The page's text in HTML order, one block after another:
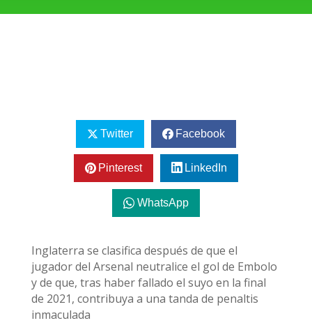
Twitter Facebook
Pinterest LinkedIn
WhatsApp
Inglaterra se clasifica después de que el
jugador del Arsenal neutralice el gol de Embolo
y de que, tras haber fallado el suyo en la final
de 2021, contribuya a una tanda de penaltis
inmaculada